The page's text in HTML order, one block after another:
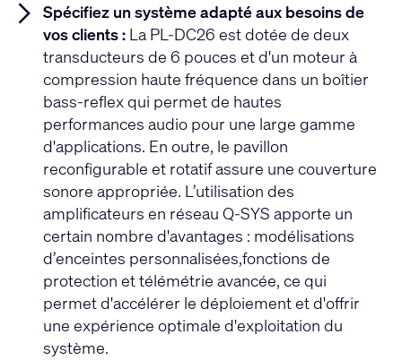
Spécifiez un système adapté aux besoins de
vos clients : La PL-DC26 est dotée de deux
transducteurs de 6 pouces et d'un moteur à
compression haute fréquence dans un boîtier
bass-reflex qui permet de hautes
performances audio pour une large gamme
d'applications. En outre, le pavillon
reconfigurable et rotatif assure une couverture
sonore appropriée. L’utilisation des
amplificateurs en réseau Q-SYS apporte un
certain nombre d'avantages : modélisations
d’enceintes personnalisées,fonctions de
protection et télémétrie avancée, ce qui
permet d'accélérer le déploiement et d'offrir
une expérience optimale d'exploitation du
système.